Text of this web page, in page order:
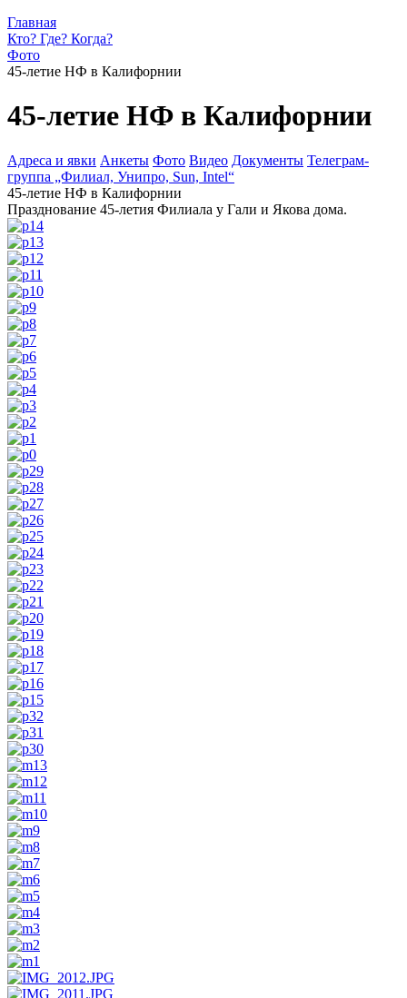
Главная
Кто? Где? Когда?
Фото
45-летие НФ в Калифорнии
45-летие НФ в Калифорнии
Адреса и явки Анкеты Фото Видео Документы Телеграм-
группа „Филиал, Унипро, Sun, Intel“
45-летие НФ в Калифорнии
Празднование 45-летия Филиала у Гали и Якова дома.